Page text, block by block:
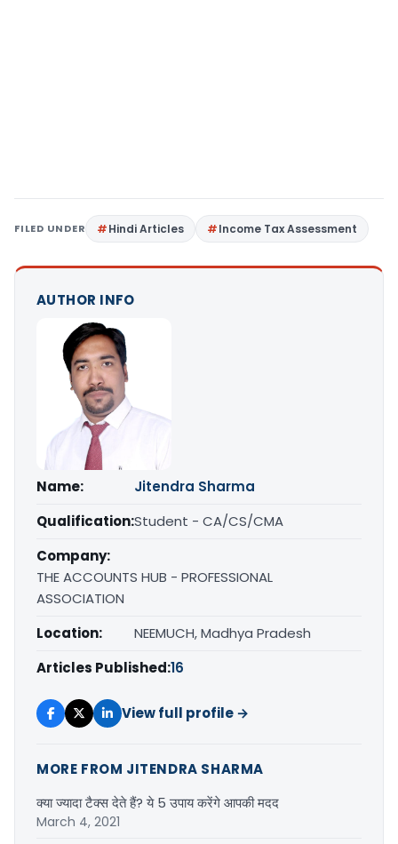
FILED UNDER Hindi Articles Income Tax Assessment
AUTHOR INFO
Name:
Jitendra Sharma
Qualification:Student - CA/CS/CMA
Company:
THE ACCOUNTS HUB - PROFESSIONAL
ASSOCIATION
Location:
NEEMUCH, Madhya Pradesh
Articles Published:16
View full profile →
MORE FROM JITENDRA SHARMA
क्‍या ज्‍यादा टैक्‍स देते हैं? ये 5 उपाय करेंगे आपकी मदद
March 4, 2021